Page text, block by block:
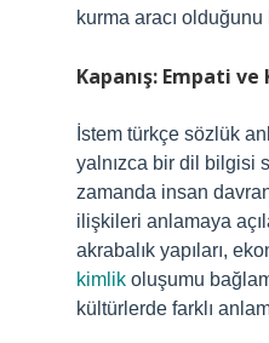
kurma aracı
Kapanış: Empati
İstem türkçe sözlük
yalnızca bir dil bilgisi
zamanda insan
ilişkileri anlamaya
akrabalık yapıları,
kimlik oluşumu
kültürlerde farklı